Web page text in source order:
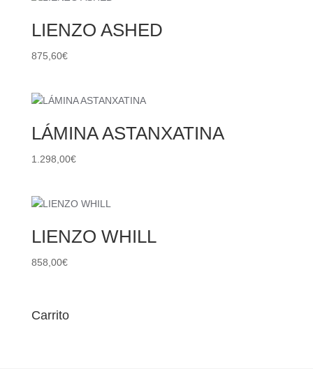
LIENZO ASHED
875,60€
LÁMINA ASTANXATINA
1.298,00€
LIENZO WHILL
858,00€
Carrito